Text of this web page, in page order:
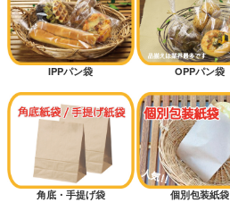
シンプルテイスト
クラフトテイスト
オススメ差別化アイテム
低コストタイプ
底マチ付きパン袋
IPPパン袋 OPPパン袋
角底・手提げ袋 個別包装紙袋